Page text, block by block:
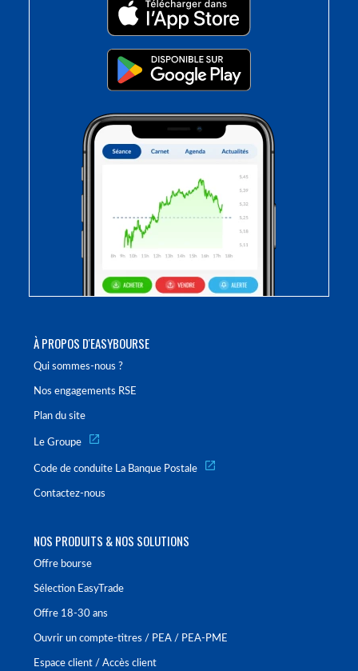
À PROPOS D'EASYBOURSE
Qui sommes-nous ?
Nos engagements RSE
Plan du site
Le Groupe
Code de conduite La Banque Postale
Contactez-nous
NOS PRODUITS & NOS SOLUTIONS
Offre bourse
Sélection EasyTrade
Offre 18-30 ans
Ouvrir un compte-titres / PEA / PEA-PME
Espace client / Accès client